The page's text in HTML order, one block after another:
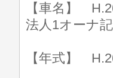
【車名】
法人1オーナ
【年式】